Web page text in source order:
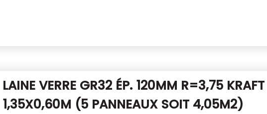
LAINE VERRE GR32 ÉP. 120MM R=3,75 KRAFT
1,35X0,60M (5 PANNEAUX SOIT 4,05M2)